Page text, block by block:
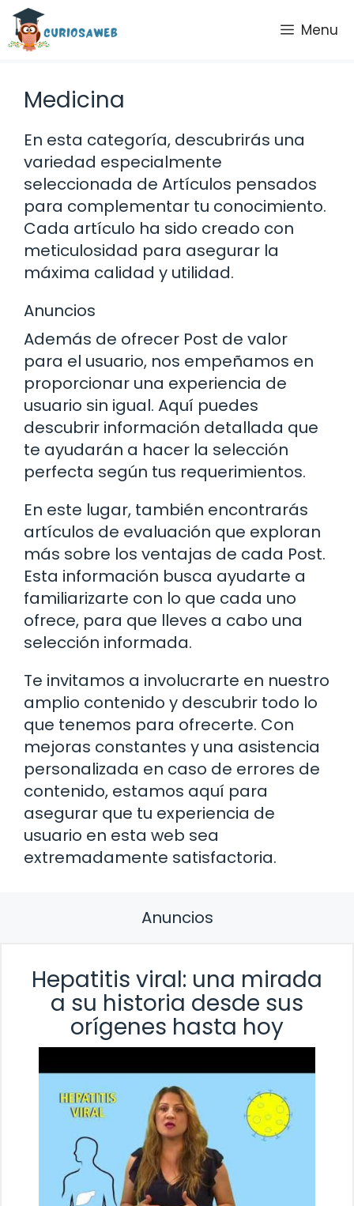
Saltar
contenido
Menu
Medicina
En esta categoría, descubrirás una
variedad especialmente
seleccionada de Artículos pensados
para complementar tu conocimiento.
Cada artículo ha sido creado con
meticulosidad para asegurar la
máxima calidad y utilidad.
Anuncios
Además de ofrecer Post de valor
para el usuario, nos empeñamos en
proporcionar una experiencia de
usuario sin igual. Aquí puedes
descubrir información detallada que
te ayudarán a hacer la selección
perfecta según tus requerimientos.
En este lugar, también encontrarás
artículos de evaluación que exploran
más sobre los ventajas de cada Post.
Esta información busca ayudarte a
familiarizarte con lo que cada uno
ofrece, para que lleves a cabo una
selección informada.
Te invitamos a involucrarte en nuestro
amplio contenido y descubrir todo lo
que tenemos para ofrecerte. Con
mejoras constantes y una asistencia
personalizada en caso de errores de
contenido, estamos aquí para
asegurar que tu experiencia de
usuario en esta web sea
extremadamente satisfactoria.
Anuncios
Hepatitis viral: una mirada
a su historia desde sus
orígenes hasta hoy